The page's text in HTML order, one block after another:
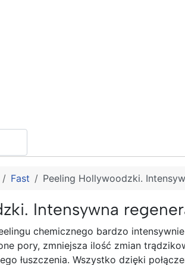
Fast Peeling Hollywoodzki.
Intensywna
chemicznego bardzo
pory, zmniejsza ilość zmian
łuszczenia. Wszystko dzięki